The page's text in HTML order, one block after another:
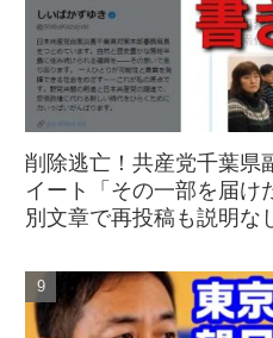
削除逃亡！共産党千葉県
イート「その一部を届
別文章で再投稿も説明な